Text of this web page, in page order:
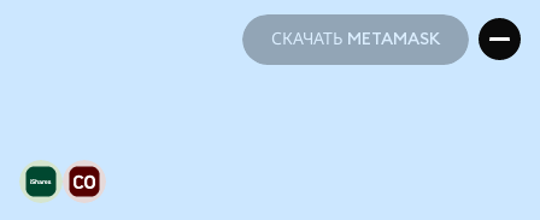
СКАЧАТЬ METAMASK